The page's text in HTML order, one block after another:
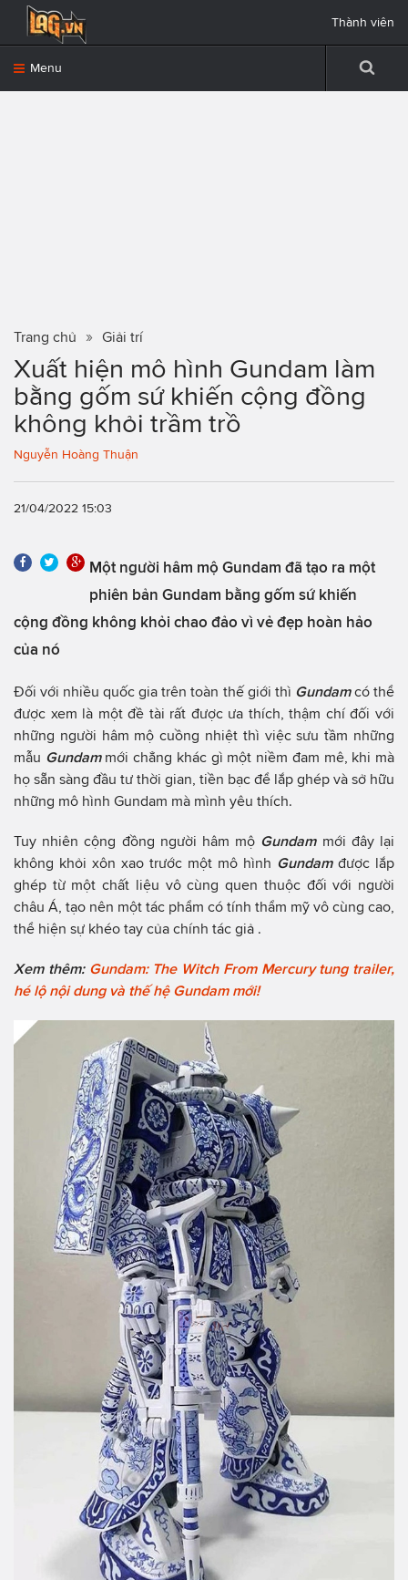
Menu
Thành viên
Trang chủ Giải trí
Xuất hiện mô hình Gundam làm
bằng gốm sứ khiến cộng đồng
không khỏi trầm trồ
Nguyễn Hoàng Thuận
21/04/2022 15:03
Một người hâm mộ Gundam đã tạo ra một
phiên bản Gundam bằng gốm sứ khiến
cộng đồng không khỏi chao đảo vì vẻ đẹp hoàn hảo
của nó
Đối với nhiều quốc gia trên toàn thế giới thì Gundamcó thể
được xem là một đề tài rất được ưa thích, thậm chí đối với
những người hâm mộ cuồng nhiệt thì việc sưu tầm những
mẫu Gundammới chẳng khác gì một niềm đam mê, khi mà
họ sẵn sàng đầu tư thời gian, tiền bạc để lắp ghép và sở hữu
những mô hình Gundam mà mình yêu thích.
Tuy nhiên cộng đồng người hâm mộ Gundammới đây lại
không khỏi xôn xao trước một mô hình Gundamđược lắp
ghép từ một chất liệu vô cùng quen thuộc đối với người
châu Á, tạo nên một tác phẩm có tính thẩm mỹ vô cùng cao,
thể hiện sự khéo tay của chính tác giả .
Xem thêm: Gundam: The Witch From Mercury tung trailer,
hé lộ nội dung và thế hệ Gundam mới!